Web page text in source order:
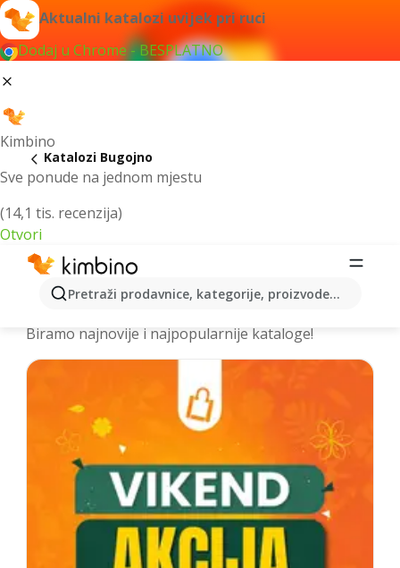
Aktualni katalozi uvijek pri ruci
Dodaj u Chrome - BESPLATNO
Kimbino
Sve ponude na jednom mjestu
(14,1 tis. recenzija)
Otvori
Pretraži prodavnice, kategorije, proizvode...
Katalozi Bugojno
Izdvojili smo za vas najbolje akcije za
Biramo najnovije i najpopularnije kataloge!